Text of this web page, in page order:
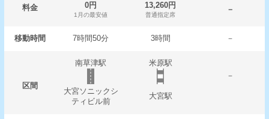
料金 0円
1月の最安値
13,260円
普通指定席
－
移動時間 7時間50分 3時間 －
区間
南草津駅
米原駅
－
大宮ソニックシ
ティビル前
大宮駅